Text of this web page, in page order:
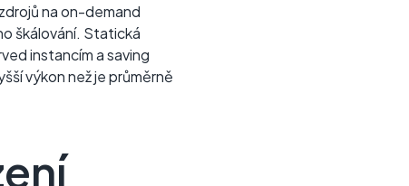
na on-demand
škálování. Statická
instancím a saving
výkon než je průměrně